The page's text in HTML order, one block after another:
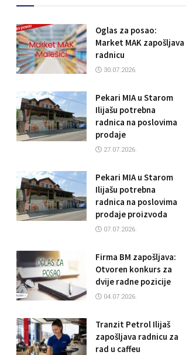
Oglas za posao:
Market MAK zapošljava
radnicu
30.07.2026.
Pekari MIA u Starom
Ilijašu potrebna
radnica na poslovima
prodaje
27.07.2026.
Pekari MIA u Starom
Ilijašu potrebna
radnica na poslovima
prodaje proizvoda
07.07.2026.
Firma BM zapošljava:
Otvoren konkurs za
dvije radne pozicije
04.07.2026.
Tranzit Petrol Ilijaš
zapošljava radnicu za
rad u caffeu